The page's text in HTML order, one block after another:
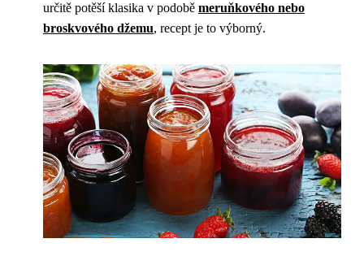
určitě potěší klasika v podobě meruňkového nebo
broskvového džemu, recept je to výborný.